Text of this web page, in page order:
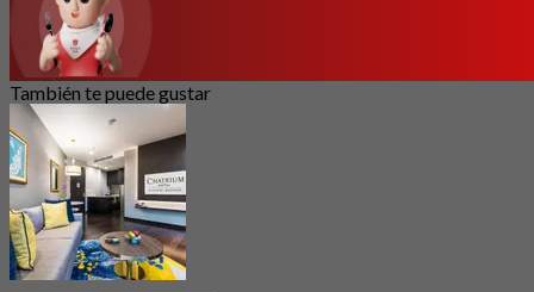
También te puede gustar